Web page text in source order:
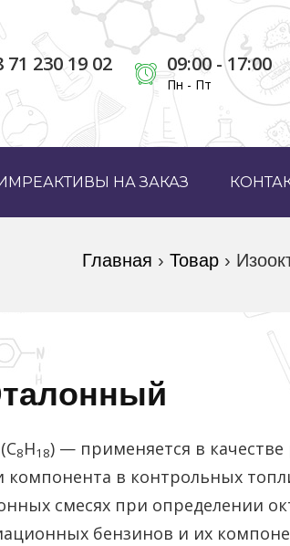
71 230 19 02 09:00 - 17:00
Пн - Пт
НА ЗАКАЗ
Главная › Товар ›
8H18) — применяется в качестве
компонента в контрольных
смесях при определении
бензинов и их